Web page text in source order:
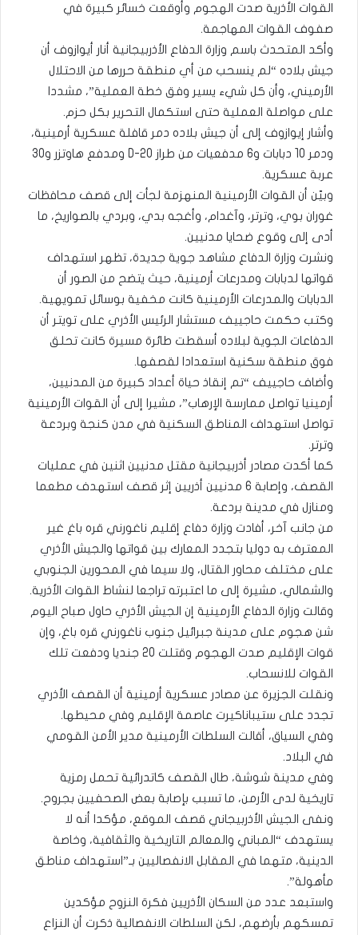
القوات الأذرية صدت الهجوم وأوقعت خسائر كبيرة في
صفوف القوات المهاجمة.
وأكد المتحدث باسم وزارة الدفاع الأذربيجانية أنار أيوازوف أن
جيش بلاده “لم ينسحب من أي منطقة حررها من الاحتلال
الأرميني، وأن كل شيء يسير وفق خطة العملية”، مشددا
على مواصلة العملية حتى استكمال التحرير بكل حزم.
وأشار إيوازوف إلى أن جيش بلاده دمر قافلة عسكرية أرمينية،
ودمر 10 دبابات و6 مدفعيات من طراز D-20 ومدفع هاوتزر و30
عربة عسكرية.
وبيّن أن القوات الأرمينية المنهزمة لجأت إلى قصف محافظات
غوران بوي، وترتر، وآغدام، وأغجه بدي، وبردي بالصواريخ، ما
أدى إلى وقوع ضحايا مدنيين.
ونشرت وزارة الدفاع مشاهد جوية جديدة، تظهر استهداف
قواتها لدبابات ومدرعات أرمينية، حيث يتضح من الصور أن
الدبابات والمدرعات الأرمينية كانت مخفية بوسائل تمويهية.
وكتب حكمت حاجييف مستشار الرئيس الأذري على تويتر أن
الدفاعات الجوية لبلاده أسقطت طائرة مسيرة كانت تحلق
فوق منطقة سكنية استعدادا لقصفها.
وأضاف حاجييف “تم إنقاذ حياة أعداد كبيرة من المدنيين،
أرمينيا تواصل ممارسة الإرهاب”، مشيرا إلى أن القوات الأرمينية
تواصل استهداف المناطق السكنية في مدن كنجة وبردعة
وترتر.
كما أكدت مصادر أذربيجانية مقتل مدنيين اثنين في عمليات
القصف، وإصابة 6 مدنيين أذريين إثر قصف استهدف مطعما
ومنازل في مدينة بردعة.
من جانب آخر، أفادت وزارة دفاع إقليم ناغورني قره باغ غير
المعترف به دوليا بتجدد المعارك بين قواتها والجيش الأذري
على مختلف محاور القتال، ولا سيما في المحورين الجنوبي
والشمالي، مشيرة إلى ما اعتبرته تراجعا لنشاط القوات الأذرية.
وقالت وزارة الدفاع الأرمينية إن الجيش الأذري حاول صباح اليوم
شن هجوم على مدينة جبرائيل جنوب ناغورني قره باغ، وإن
قوات الإقليم صدت الهجوم وقتلت 20 جنديا ودفعت تلك
القوات للانسحاب.
ونقلت الجزيرة عن مصادر عسكرية أرمينية أن القصف الأذري
تجدد على ستيباناكيرت عاصمة الإقليم وفي محيطها.
وفي السياق، أقالت السلطات الأرمينية مدير الأمن القومي
في البلاد.
وفي مدينة شوشة، طال القصف كاتدرائية تحمل رمزية
تاريخية لدى الأرمن، ما تسبب بإصابة بعض الصحفيين بجروح.
ونفى الجيش الأذربيجاني قصف الموقع، مؤكدا أنه لا
يستهدف “المباني والمعالم التاريخية والثقافية، وخاصة
الدينية، متهما في المقابل الانفصاليين بـ”استهداف مناطق
مأهولة”.
واستبعد عدد من السكان الأذريين فكرة النزوح مؤكدين
تمسكهم بأرضهم، لكن السلطات الانفصالية ذكرت أن النزاع